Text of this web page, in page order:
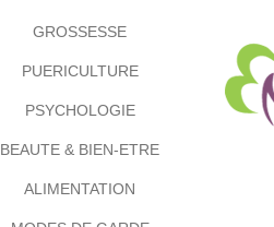
GROSSESSE
PUERICULTURE
PSYCHOLOGIE
BEAUTE & BIEN-ETRE
ALIMENTATION